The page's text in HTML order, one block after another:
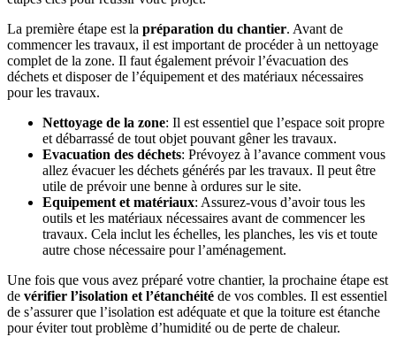
La première étape est la préparation du chantier. Avant de
commencer les travaux, il est important de procéder à un nettoyage
complet de la zone. Il faut également prévoir l’évacuation des
déchets et disposer de l’équipement et des matériaux nécessaires
pour les travaux.
Nettoyage de la zone: Il est essentiel que l’espace soit propre
et débarrassé de tout objet pouvant gêner les travaux.
Evacuation des déchets: Prévoyez à l’avance comment vous
allez évacuer les déchets générés par les travaux. Il peut être
utile de prévoir une benne à ordures sur le site.
Equipement et matériaux: Assurez-vous d’avoir tous les
outils et les matériaux nécessaires avant de commencer les
travaux. Cela inclut les échelles, les planches, les vis et toute
autre chose nécessaire pour l’aménagement.
Une fois que vous avez préparé votre chantier, la prochaine étape est
de vérifier l’isolation et l’étanchéité de vos combles. Il est essentiel
de s’assurer que l’isolation est adéquate et que la toiture est étanche
pour éviter tout problème d’humidité ou de perte de chaleur.